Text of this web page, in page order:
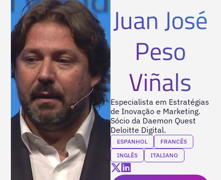
Juan José
Peso
Viñals
Especialista em Estratégias
de Inovação e Marketing.
Sócio da Daemon Quest
Deloitte Digital.
ESPANHOL
FRANCÊS
INGLÊS
ITALIANO